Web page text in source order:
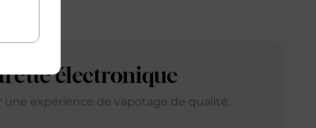
électronique
expérience de vapotage de qualité.